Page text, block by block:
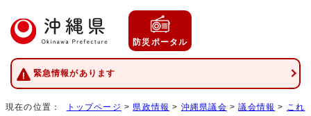
防災ポータル
緊急情報があります
現在の位置： トップページ > 県政情報 > 沖縄県議会 >議会情報 >
これ